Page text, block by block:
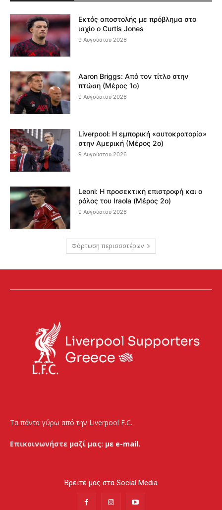
Εκτός αποστολής με πρόβλημα στο
ισχίο ο Curtis Jones
9 Αυγούστου 2026
Aaron Briggs: Από τον τίτλο στην
πτώση (Μέρος 1ο)
9 Αυγούστου 2026
Liverpool: Η εμπορική «αυτοκρατορία»
στην Αμερική (Μέρος 2ο)
9 Αυγούστου 2026
Leoni: Η προσεκτική επιστροφή και ο
ρόλος του Iraola (Μέρος 2ο)
9 Αυγούστου 2026
Φόρτωση περισσοτέρων
Τα πάντα γύρω από την Liverpool F.C.
Επικοινωνήστε μαζί μας: με e-mail.
Βρείτε μας στα Social Media